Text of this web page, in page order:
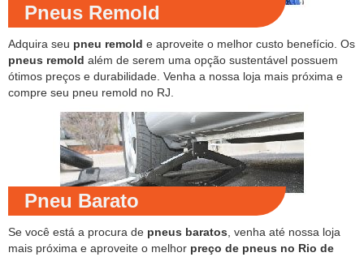
Pneus Remold
Adquira seu pneu remold e aproveite o melhor custo benefício. Os
pneus remold além de serem uma opção sustentável possuem
ótimos preços e durabilidade. Venha a nossa loja mais próxima e
compre seu pneu remold no RJ.
Pneu Barato
Se você está a procura de pneus baratos , venha até nossa loja
mais próxima e aproveite o melhor preço de pneus no Rio de